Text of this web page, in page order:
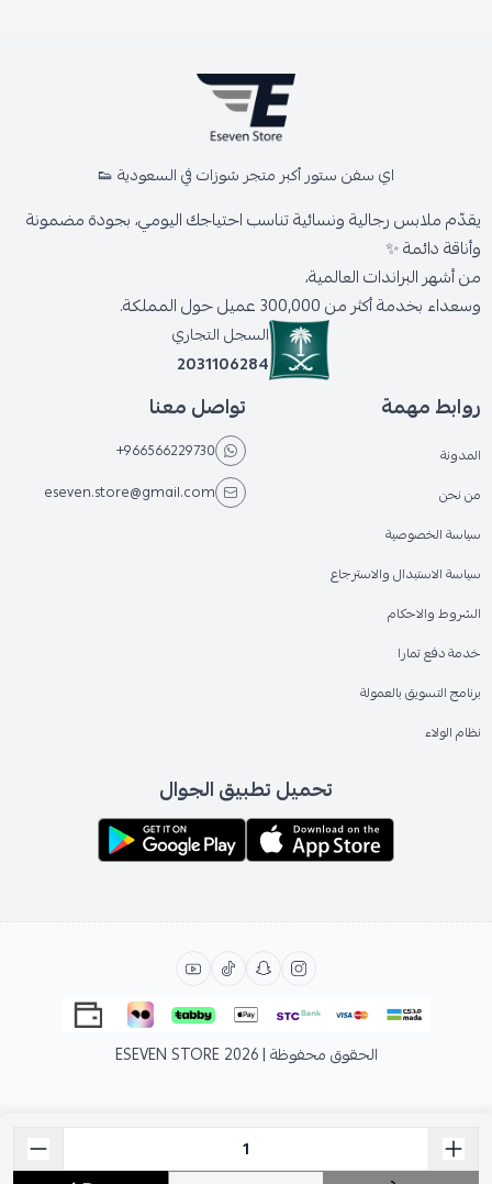
اي سفن ستور أكبر متجر شوزات في السعودية 👟
يقدّم ملابس رجالية ونسائية تناسب احتياجك اليومي، بجودة مضمونة
وأناقة دائمة ✨
من أشهر البراندات العالمية،
وسعداء بخدمة أكثر من 300,000 عميل حول المملكة.
السجل التجاري
2031106284
روابط مهمة
المدونة
من نحن
سياسة الخصوصية
سياسة الاستبدال والاسترجاع
الشروط والاحكام
خدمة دفع تمارا
برنامج التسويق بالعمولة
نظام الولاء
تواصل معنا
+966566229730
eseven.store@gmail.com
تحميل تطبيق الجوال
الحقوق محفوظة | 2026 ESEVEN STORE